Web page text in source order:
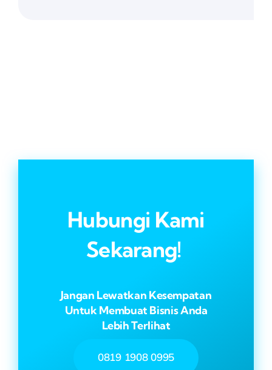
Hubungi Kami
Sekarang!
Jangan Lewatkan Kesempatan
Untuk Membuat Bisnis Anda
Lebih Terlihat
0819 1908 0995